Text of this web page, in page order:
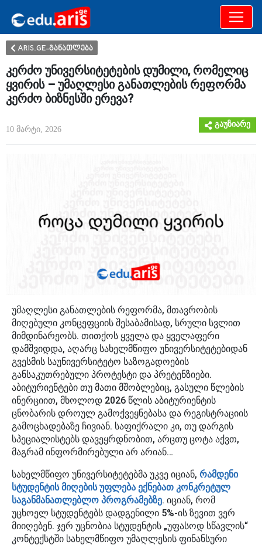
განათლება
ARIS.GE-განათლება
კერძო უნივერსიტეტების დუმილი, რომელიც
ყვირის – უმაღლესი განათლების რეფორმა
კერძო ბიზნესში ერევა?
10 მარტი, 2026
გაუზიარე
უმაღლესი განათლების რეფორმა, მთავრობის
მიღებული კონცეფციის შესაბამისად, სრული სვლით
მიმდინარეობს. თითქოს ყველა და ყველაფერი
დამშვიდდა, აღარც სახელმწიფო უნივერსიტეტებიდან
გვესმის საუნივერსიტეტო საზოგადოების
განსაკუთრებული პროტესტი და პრეტენზიები.
აბიტურიენტები თუ მათი მშობლებიც, გასული წლების
ინერციით, მხოლოდ 2026 წლის აბიტურიენტის
ცნობარის დროულ გამოქვეყნებასა და რეგისტრაციის
გამოცხადებაზე ჩივიან. საფიქრალი კი, თუ დარგის
სპეციალისტებს დავეყრდნობით, არცთუ ცოტა აქვთ,
მაგრამ ინფორმირებული არ არიან…
სახელმწიფო უნივერსიტეტებმა უკვე იციან, რამდენი
სტუდენტის მიღების უფლება ექნებათ კონკრეტულ
საგანმანათლებლო პროგრამებზე. იციან, რომ
უცხოელ სტუდენტებს დადგენილი 5%-ის ზევით ვერ
მიიღებენ. ჯერ უცნობია სტუდენტის „უფასოდ სწავლის“
კონტექსტში სახელმწიფო უმაღლესის ფინანსური